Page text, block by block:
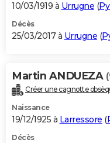
10/03/1919 à Urrugne (
Décès
25/03/2017 à Urrugne (
Martin ANDUEZA
Créer une cagnotte
Naissance
19/12/1925 à Larressore (
Décès